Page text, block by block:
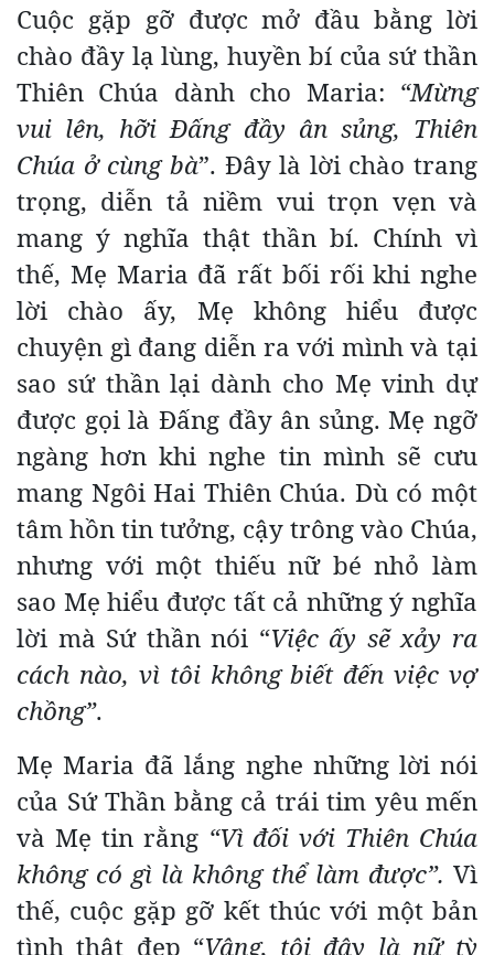
Cuộc gặp gỡ được mở đầu bằng lời
chào đầy lạ lùng, huyền bí của sứ thần
Thiên Chúa dành cho Maria: “Mừng
vui lên, hỡi Đấng đầy ân sủng, Thiên
Chúa ở cùng bà”. Đây là lời chào trang
trọng, diễn tả niềm vui trọn vẹn và
mang ý nghĩa thật thần bí. Chính vì
thế, Mẹ Maria đã rất bối rối khi nghe
lời chào ấy, Mẹ không hiểu được
chuyện gì đang diễn ra với mình và tại
sao sứ thần lại dành cho Mẹ vinh dự
được gọi là Đấng đầy ân sủng. Mẹ ngỡ
ngàng hơn khi nghe tin mình sẽ cưu
mang Ngôi Hai Thiên Chúa. Dù có một
tâm hồn tin tưởng, cậy trông vào Chúa,
nhưng với một thiếu nữ bé nhỏ làm
sao Mẹ hiểu được tất cả những ý nghĩa
lời mà Sứ thần nói “Việc ấy sẽ xảy ra
cách nào, vì tôi không biết đến việc vợ
chồng”.
Mẹ Maria đã lắng nghe những lời nói
của Sứ Thần bằng cả trái tim yêu mến
và Mẹ tin rằng “Vì đối với Thiên Chúa
không có gì là không thể làm được”. Vì
thế, cuộc gặp gỡ kết thúc với một bản
tình thật đẹp “Vâng, tôi đây là nữ tỳ